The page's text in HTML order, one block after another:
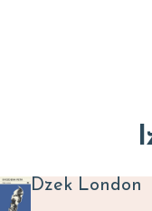
Dzek London